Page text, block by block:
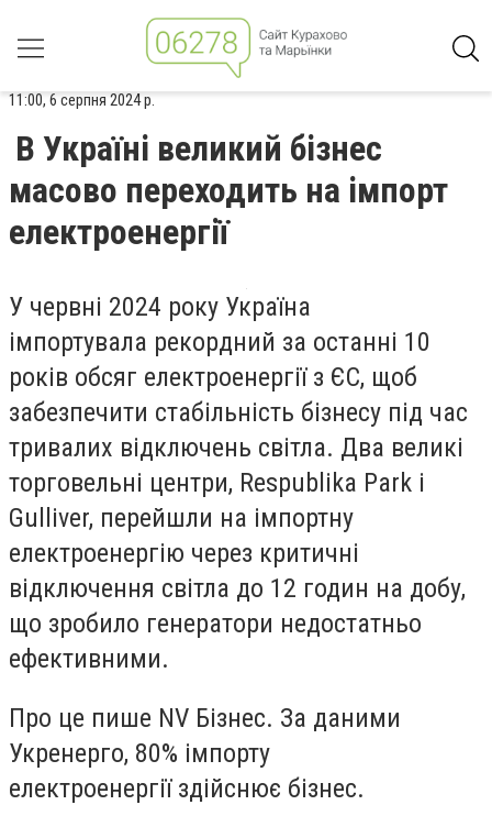
11:00, 6 серпня 2024 р.
В Україні великий бізнес
масово переходить на імпорт
електроенергії
У червні 2024 року Україна
імпортувала рекордний за останні 10
років обсяг електроенергії з ЄС, щоб
забезпечити стабільність бізнесу під час
тривалих відключень світла. Два великі
торговельні центри, Respublika Park і
Gulliver, перейшли на імпортну
електроенергію через критичні
відключення світла до 12 годин на добу,
що зробило генератори недостатньо
ефективними.
Про це пише NV Бізнес. За даними
Укренерго, 80% імпорту
електроенергії здійснює бізнес.